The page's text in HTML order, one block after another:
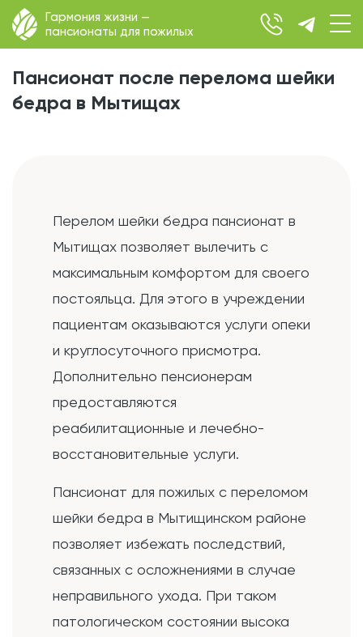
Гармония жизни —
пансионаты для пожилых
Пансионат после перелома шейки
бедра в Мытищах
Перелом шейки бедра пансионат в
Мытищах позволяет вылечить с
максимальным комфортом для своего
постояльца. Для этого в учреждении
пациентам оказываются услуги опеки
и круглосуточного присмотра.
Дополнительно пенсионерам
предоставляются
реабилитационные и лечебно-
восстановительные услуги.
Пансионат для пожилых с переломом
шейки бедра в Мытищинском районе
позволяет избежать последствий,
связанных с осложнениями в случае
неправильного ухода. При таком
патологическом состоянии высока